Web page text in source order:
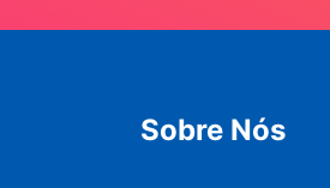
Sobre Nós